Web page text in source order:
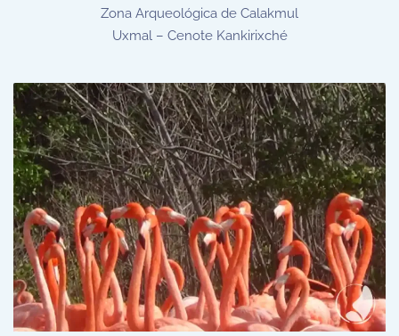
Zona Arqueológica de Calakmul
Uxmal – Cenote Kankirixché